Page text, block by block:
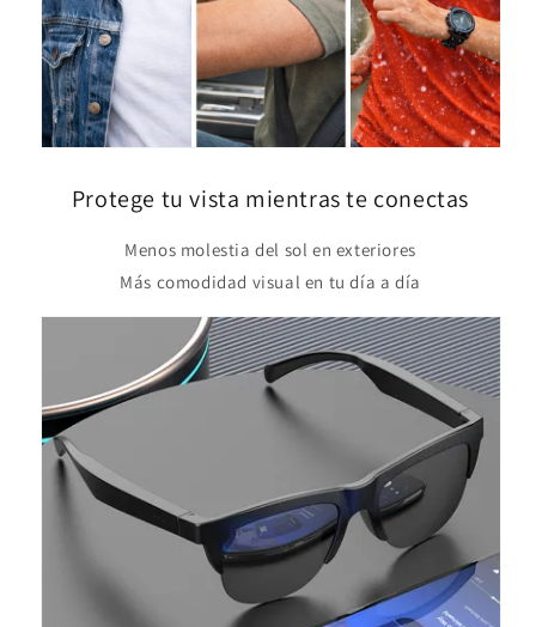
Protege tu vista mientras te conectas
Menos molestia del sol en exteriores
Más comodidad visual en tu día a día